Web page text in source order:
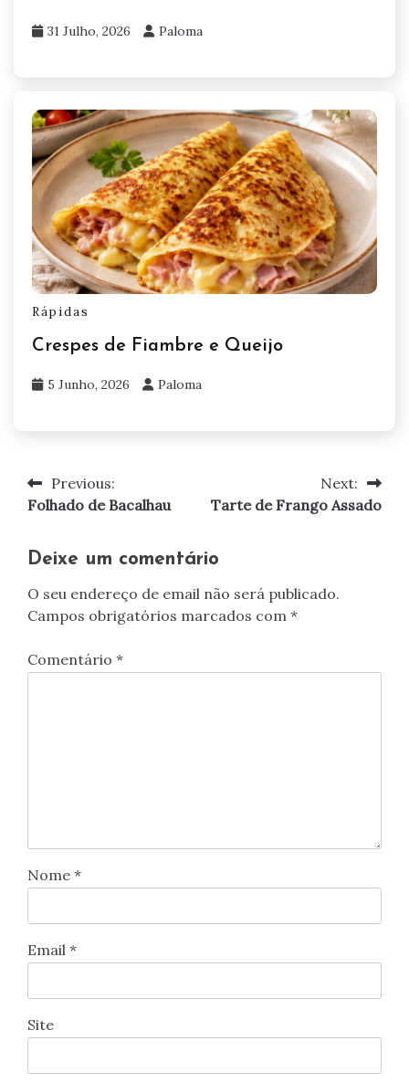
31 Julho, 2026 Paloma
Rápidas
Crespes de Fiambre e Queijo
5 Junho, 2026 Paloma
Navegação
artigos
Previous:
Folhado de Bacalhau
Next:
Tarte de Frango Assado
Deixe um comentário
O seu endereço de email não será publicado.
Campos obrigatórios marcados com *
Comentário *
Nome *
Email *
Site